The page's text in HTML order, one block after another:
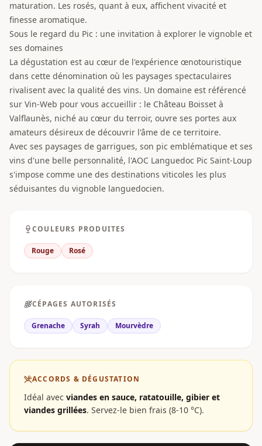
maturation. Les rosés, quant à eux, affichent vivacité et
finesse aromatique.
Sous le regard du Pic : une invitation à explorer le vignoble et
ses domaines
La dégustation est au cœur de l'expérience œnotouristique
dans cette dénomination où les paysages spectaculaires
rivalisent avec la qualité des vins. Un domaine est référencé
sur Vin-Web pour vous accueillir : le Château Boisset à
Valflaunès, niché au cœur du terroir, ouvre ses portes aux
amateurs désireux de découvrir l'âme de ce territoire.
Avec ses paysages de garrigues, son pic emblématique et ses
vins d'une belle personnalité, l'AOC Languedoc Pic Saint-Loup
s'impose comme une des destinations viticoles les plus
séduisantes du vignoble languedocien.
COULEURS PRODUITES
Rouge Rosé
CÉPAGES AUTORISÉS
Grenache Syrah Mourvèdre
ACCORDS & DÉGUSTATION
Idéal avec viandes en sauce, ratatouille, gibier et
viandes grillées. Servez-le bien frais (8-10 °C).